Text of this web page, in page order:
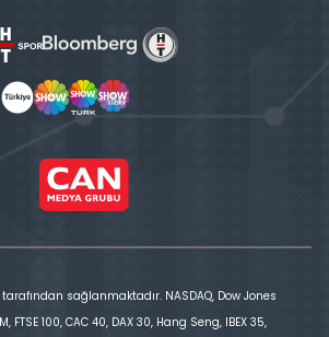
sağlanmaktadır. NASDAQ, Dow Jones
FTSE 100, CAC 40, DAX 30, Hang Seng, IBEX 35,